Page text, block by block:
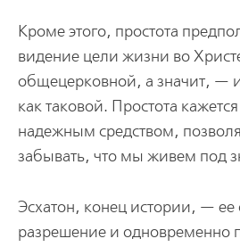
Кроме этого, простота
видение цели жизни во
общецерковной, а значит, —
как таковой. Простота
надежным средством,
забывать, что мы живем под
Эсхатон, конец истории, — ее
разрешение и одновременно